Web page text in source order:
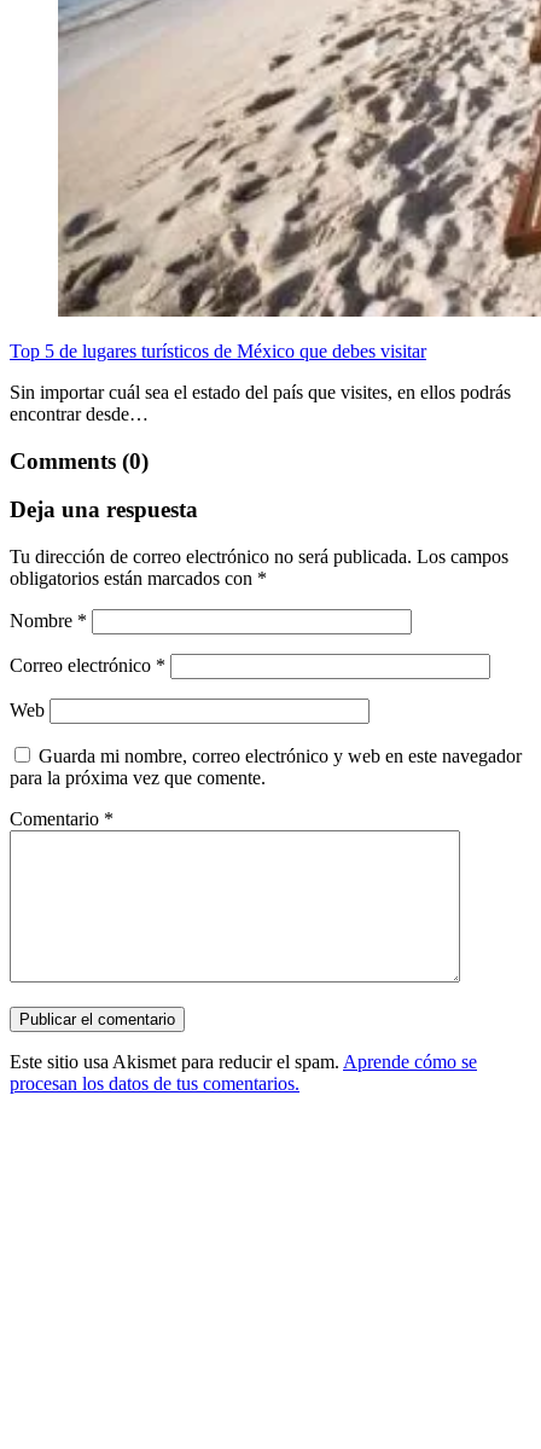
Top 5 de lugares turísticos de México que debes visitar
Sin importar cuál sea el estado del país que visites, en ellos podrás
encontrar desde…
Comments (0)
Deja una respuesta
Tu dirección de correo electrónico no será publicada. Los campos
obligatorios están marcados con *
Nombre *
Correo electrónico *
Web
Guarda mi nombre, correo electrónico y web en este navegador
para la próxima vez que comente.
Comentario *
Este sitio usa Akismet para reducir el spam. Aprende cómo se
procesan los datos de tus comentarios.